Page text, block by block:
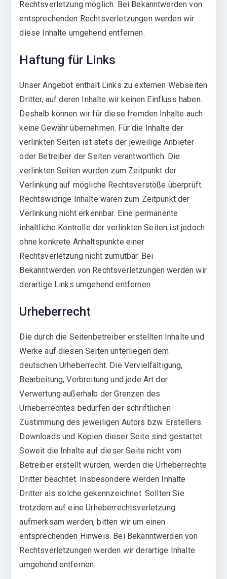
Rechtsverletzung möglich. Bei Bekanntwerden von
entsprechenden Rechtsverletzungen werden wir
diese Inhalte umgehend entfernen.
Haftung für Links
Unser Angebot enthält Links zu externen Webseiten
Dritter, auf deren Inhalte wir keinen Einfluss haben.
Deshalb können wir für diese fremden Inhalte auch
keine Gewähr übernehmen. Für die Inhalte der
verlinkten Seiten ist stets der jeweilige Anbieter
oder Betreiber der Seiten verantwortlich. Die
verlinkten Seiten wurden zum Zeitpunkt der
Verlinkung auf mögliche Rechtsverstöße überprüft.
Rechtswidrige Inhalte waren zum Zeitpunkt der
Verlinkung nicht erkennbar. Eine permanente
inhaltliche Kontrolle der verlinkten Seiten ist jedoch
ohne konkrete Anhaltspunkte einer
Rechtsverletzung nicht zumutbar. Bei
Bekanntwerden von Rechtsverletzungen werden wir
derartige Links umgehend entfernen.
Urheberrecht
Die durch die Seitenbetreiber erstellten Inhalte und
Werke auf diesen Seiten unterliegen dem
deutschen Urheberrecht. Die Vervielfältigung,
Bearbeitung, Verbreitung und jede Art der
Verwertung außerhalb der Grenzen des
Urheberrechtes bedürfen der schriftlichen
Zustimmung des jeweiligen Autors bzw. Erstellers.
Downloads und Kopien dieser Seite sind gestattet.
Soweit die Inhalte auf dieser Seite nicht vom
Betreiber erstellt wurden, werden die Urheberrechte
Dritter beachtet. Insbesondere werden Inhalte
Dritter als solche gekennzeichnet. Sollten Sie
trotzdem auf eine Urheberrechtsverletzung
aufmerksam werden, bitten wir um einen
entsprechenden Hinweis. Bei Bekanntwerden von
Rechtsverletzungen werden wir derartige Inhalte
umgehend entfernen.